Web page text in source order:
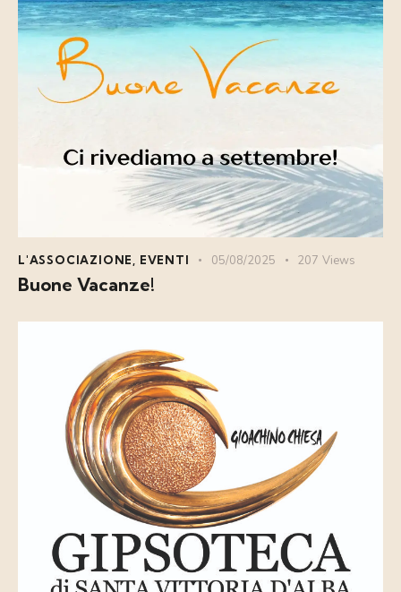
L'ASSOCIAZIONE EVENTI 05/08/2025 207 Views
Buone Vacanze!